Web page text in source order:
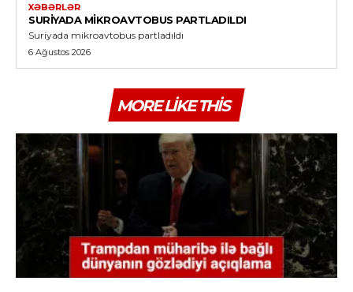
XƏBƏRLƏR
SURIYADA MIKROAVTOBUS PARTLADILDI
Suriyada mikroavtobus partladıldı
6 Ağustos 2026
MORE LIKE THIS